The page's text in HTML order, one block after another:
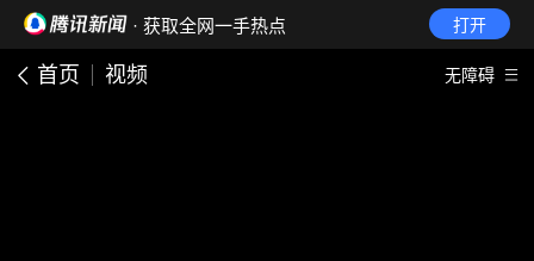
· 获取全网一手热点 打开
首页 视频 无障碍